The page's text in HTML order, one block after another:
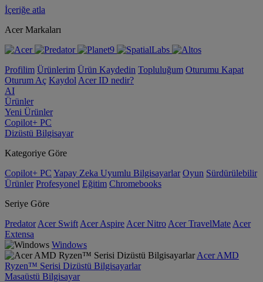
İçeriğe atla
Acer Markaları
Profilim Ürünlerim Ürün Kaydedin Topluluğum Oturumu Kapat
Oturum Aç Kaydol Acer ID nedir?
AI
Ürünler
Yeni Ürünler
Copilot+ PC
Dizüstü Bilgisayar
Kategoriye Göre
Copilot+ PC Yapay Zeka Uyumlu Bilgisayarlar Oyun Sürdürülebilir
Ürünler Profesyonel Eğitim Chromebooks
Seriye Göre
Predator Acer Swift Acer Aspire Acer Nitro Acer TravelMate Acer
Extensa
Windows
Acer AMD
Ryzen™ Serisi Dizüstü Bilgisayarlar
Masaüstü Bilgisayar